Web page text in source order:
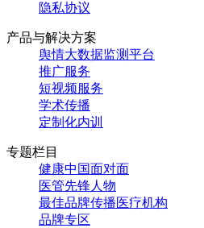
隐私协议
产品与解决方案
舆情大数据监测平台
推广服务
短视频服务
学术传播
定制化内训
专题栏目
健康中国面对面
医管先锋人物
最佳品牌传播医疗机构
品牌专区